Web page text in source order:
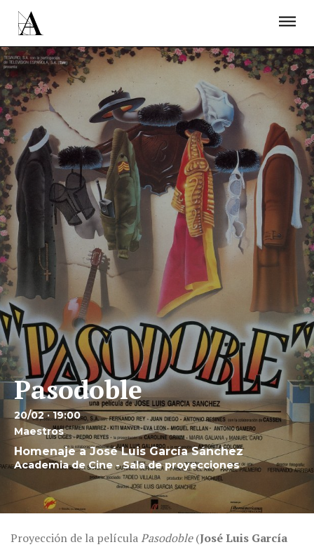
Pasodoble
20/02 · 19:00
Maestros
Homenaje a José Luis García Sánchez
Academia de Cine - Sala de proyecciones
Proyección de la películaPasodoble(José Luis García
ACTUALIDAD
PROYECTOS
RESIDENCIAS
ÚNETE A LA ACADEMIA DE CINE
PRENSA
NEWSLETTER